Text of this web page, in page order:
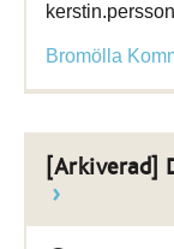
Bromölla
[Arkiverad]